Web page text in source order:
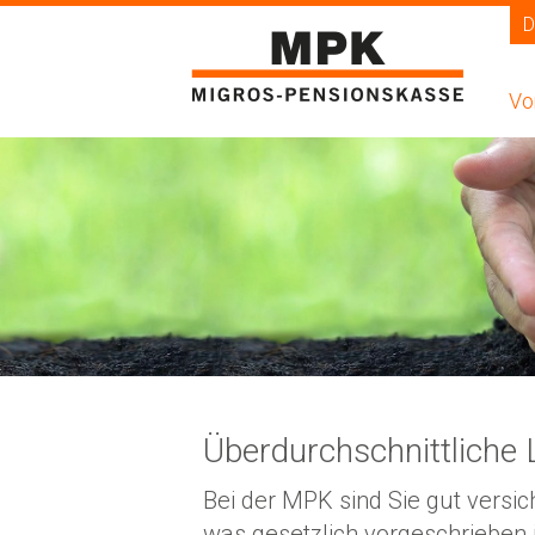
D
Überdurchschnittliche
Bei der MPK sind Sie gut